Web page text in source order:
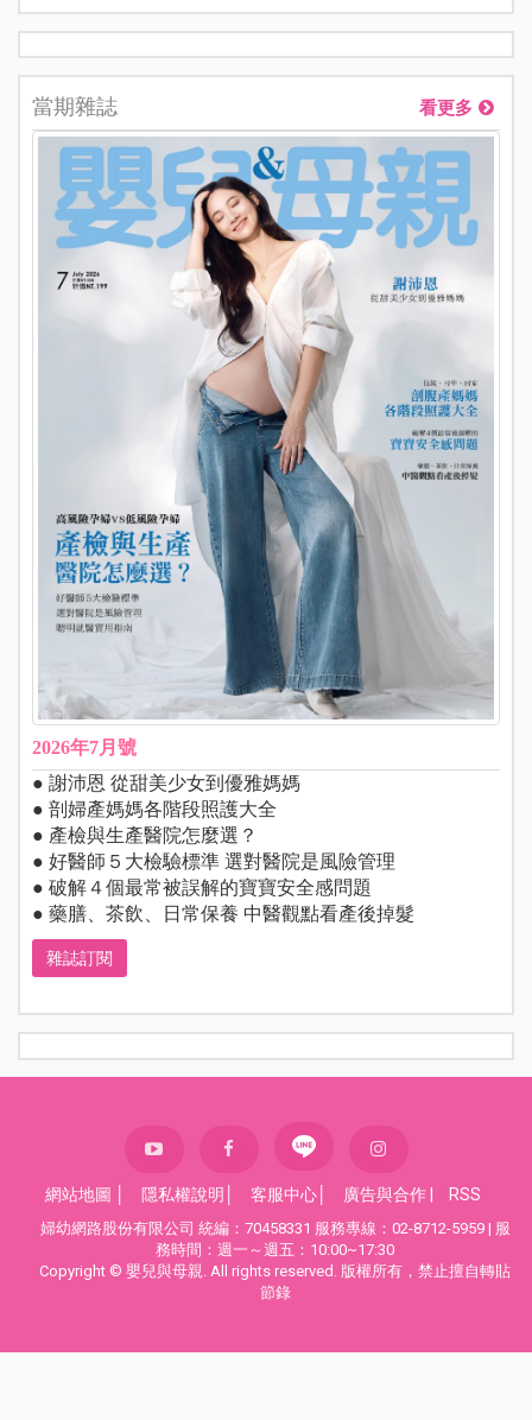
當期雜誌 看更多
2026年7月號
● 謝沛恩 從甜美少女到優雅媽媽
● 剖婦產媽媽各階段照護大全
● 產檢與生產醫院怎麼選？
● 好醫師５大檢驗標準 選對醫院是風險管理
● 破解４個最常被誤解的寶寶安全感問題
● 藥膳、茶飲、日常保養 中醫觀點看產後掉髮
雜誌訂閱
網站地圖 隱私權說明 客服中心 廣告與合作 RSS
婦幼網路股份有限公司 統編：70458331 服務專線：02-8712-5959 | 服
務時間：週一～週五：10:00~17:30
Copyright © 嬰兒與母親. All rights reserved. 版權所有，禁止擅自轉貼
節錄